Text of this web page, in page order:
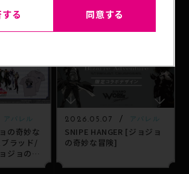
テムが発売決定！
アパレル
の奇妙な
ラッド/
ジョの奇
2026.05.07 アパレル
SNIPE HANGER [ジョジョ
の奇妙な冒険]
る 同意する